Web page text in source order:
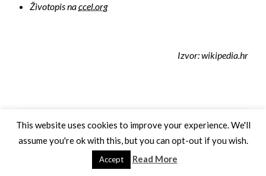
Životopis naccel.org
Izvor: wikipedia.hr
LEAVE A RESPONSE
Vaša adresa e-pošte neće biti objavljena.
This website uses cookies to improve your experience. We'll
assume you're ok with this, but you can opt-out if you wish.
Accept Read More